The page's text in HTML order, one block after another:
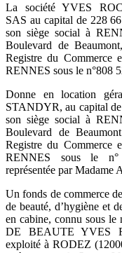
La société YVES
SAS au capital de 228
son siège social à
Boulevard de
Registre du Commerce
RENNES sous le n°808
Donne en location
STANDYR, au capital
son siège social à
Boulevard de
Registre du Commerce
RENNES sous le
représentée par
Un fonds de commerce
de beauté, d’hygiène et
en cabine, connu sous
DE BEAUTE YVES
exploité à RODEZ